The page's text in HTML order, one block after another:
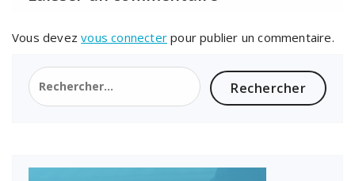
Vous devezvous connecter pour publier un commentaire.
Rechercher :